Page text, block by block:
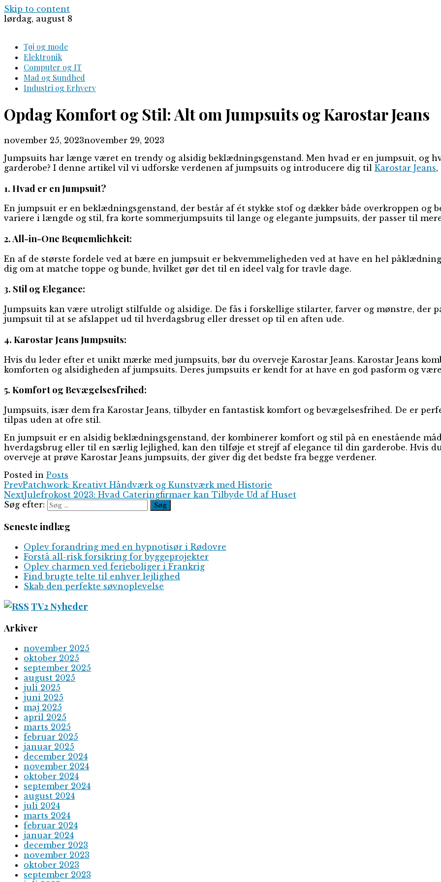
Skip to content
lørdag, august 8
Tøj og mode
Elektronik
Computer og IT
Mad og Sundhed
Industri og Erhverv
Opdag Komfort og Stil: Alt om Jumpsuits og Karostar Jeans
november 25, 2023november 29, 2023
Jumpsuits har længe været en trendy og alsidig beklædningsgenstand. Men hvad er en jumpsuit, og
garderobe? I denne artikel vil vi udforske verdenen af jumpsuits og introducere dig til Karostar Jeans,
1. Hvad er en Jumpsuit?
En jumpsuit er en beklædningsgenstand, der består af ét stykke stof og dækker både overkroppen og
variere i længde og stil, fra korte sommerjumpsuits til lange og elegante jumpsuits, der passer til
2. All-in-One Bequemlichkeit:
En af de største fordele ved at bære en jumpsuit er bekvemmeligheden ved at have en hel
dig om at matche toppe og bunde, hvilket gør det til en ideel valg for travle dage.
3. Stil og Elegance:
Jumpsuits kan være utroligt stilfulde og alsidige. De fås i forskellige stilarter, farver og mønstre, der
jumpsuit til at se afslappet ud til hverdagsbrug eller dresset op til en aften ude.
4. Karostar Jeans Jumpsuits:
Hvis du leder efter et unikt mærke med jumpsuits, bør du overveje Karostar Jeans. Karostar Jeans
komforten og alsidigheden af jumpsuits. Deres jumpsuits er kendt for at have en god pasform og
5. Komfort og Bevægelsesfrihed:
Jumpsuits, især dem fra Karostar Jeans, tilbyder en fantastisk komfort og bevægelsesfrihed. De er
tilpas uden at ofre stil.
En jumpsuit er en alsidig beklædningsgenstand, der kombinerer komfort og stil på en enestående
hverdagsbrug eller til en særlig lejlighed, kan den tilføje et strejf af elegance til din garderobe. Hvis
overveje at prøve Karostar Jeans jumpsuits, der giver dig det bedste fra begge verdener.
Posted in Posts
PrevPatchwork: Kreativt Håndværk og Kunstværk med Historie
NextJulefrokost 2023: Hvad Cateringfirmaer kan Tilbyde Ud af Huset
Søg efter:
Seneste indlæg
Oplev forandring med en hypnotisør i Rødovre
Forstå all-risk forsikring for byggeprojekter
Oplev charmen ved ferieboliger i Frankrig
Find brugte telte til enhver lejlighed
Skab den perfekte søvnoplevelse
TV2 Nyheder
Arkiver
november 2025
oktober 2025
september 2025
august 2025
juli 2025
juni 2025
maj 2025
april 2025
marts 2025
februar 2025
januar 2025
december 2024
november 2024
oktober 2024
september 2024
august 2024
juli 2024
marts 2024
februar 2024
januar 2024
december 2023
november 2023
oktober 2023
september 2023